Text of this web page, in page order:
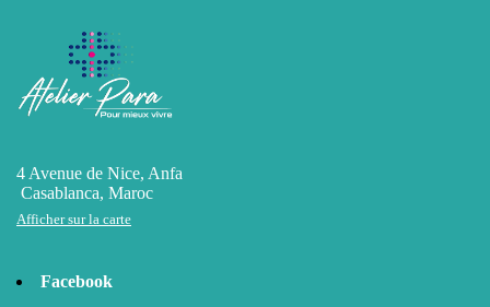
4 Avenue de Nice, Anfa
Casablanca, Maroc
Afficher sur la carte
Facebook